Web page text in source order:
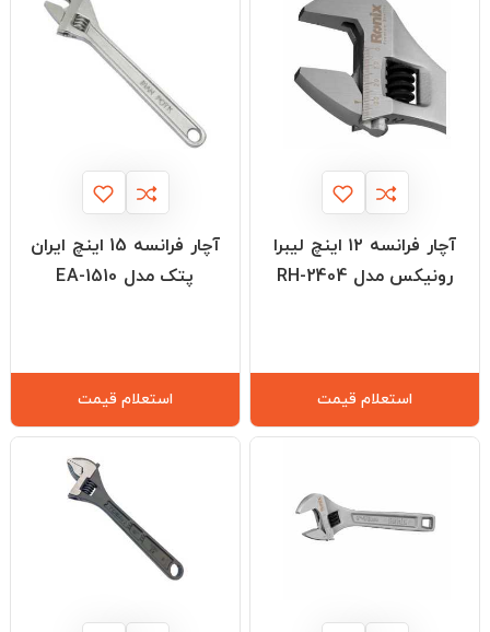
آچار فرانسه ۱۲ اینچ لیبرا
رونیکس مدل RH-2404
استعلام قیمت
آچار فرانسه 15 اینچ ایران
پتک مدل EA-1510
استعلام قیمت